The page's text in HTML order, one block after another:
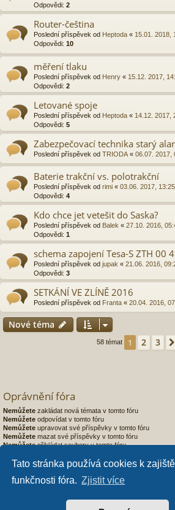
Tato stránka používá cookies k
funkčnosti fóra. Zjistit více
Odpovědi: 2
Router-čeština
Poslední příspěvek od Heptoda « 15.01. 2018,
Odpovědi: 10
měření tlaku
Poslední příspěvek od Henry « 15.12. 2017,
Odpovědi: 2
Letované spoje
Poslední příspěvek od Heptoda « 14.12. 2017,
Odpovědi: 5
Zabezpečovací technika starý
Poslední příspěvek od TRIODA « 06.07. 2017,
Baterie trakční vs. polotrakční
Poslední příspěvek od rimi « 03.06. 2017, 13:25
Odpovědi: 4
Kdo chce jet vetešit do Saska?
Poslední příspěvek od Balek « 27.10. 2016,
Odpovědi: 1
schema zapojení Tesa-S ZTH 00
Poslední příspěvek od jupak « 21.06. 2016,
Odpovědi: 3
SETKÁNÍ VE ZLÍNĚ 2016
Poslední příspěvek od Franta « 20.04. 2016,
Nové téma
58 témat 1 2 3
Oprávnění fóra
Nemůžete zakládat nová témata v tomto fóru
Nemůžete odpovídat v tomto fóru
Nemůžete upravovat své příspěvky v tomto fóru
Nemůžete mazat své příspěvky v tomto fóru
Nemůžetepřikládat soubory v tomto fóru
Obsah fóra
Založeno naphpBB® Forum Software ©
phpBB.cz